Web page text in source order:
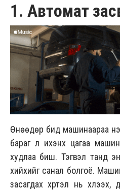
1. Автомат
Өнөөдөр бид машинаараа
бараг л ихэнх цагаа
худлаа биш. Тэгвэл танд
хийхийг санал болгоё.
засагдах хүртэл нь хүлээх,